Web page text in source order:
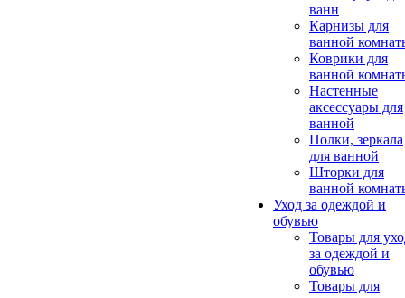
ванн
Карнизы для
ванной
Коврики для
ванной
Настенные
аксессуары для
ванной
Полки, зеркала
для ванной
Шторки для
ванной
Уход за одеждой и
обувью
Товары для
за одеждой и
обувью
Товары для